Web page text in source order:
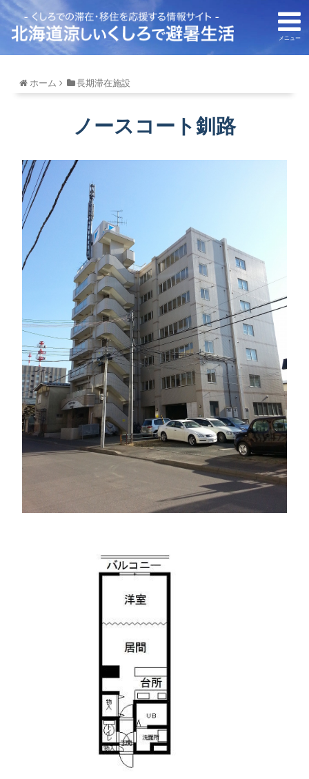
メニュー
ホーム 長期滞在施設
ノースコート釧路